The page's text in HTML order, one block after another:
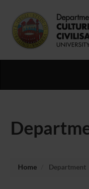
Home Department